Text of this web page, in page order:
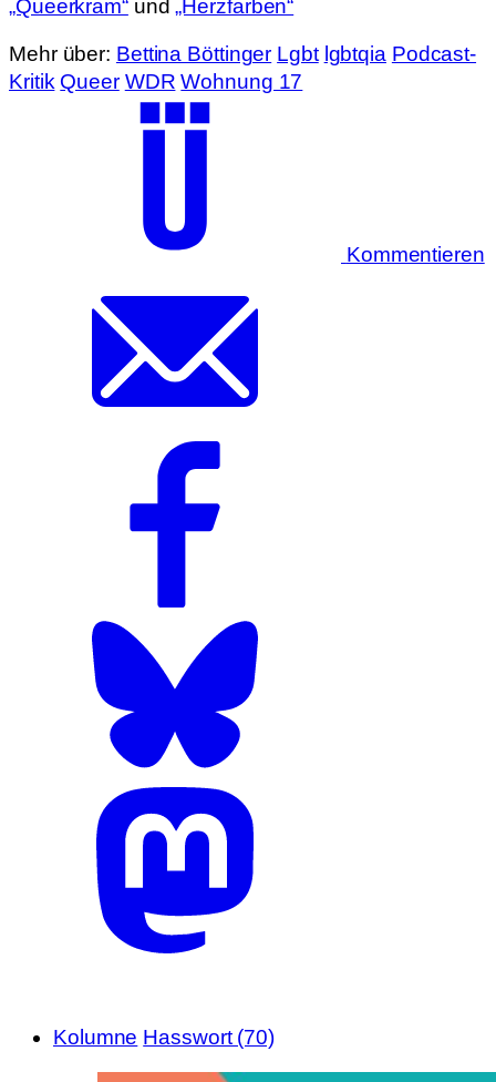
„Queerkram“und„Herzfarben“
Mehr über: Bettina Böttinger Lgbt lgbtqia Podcast-
Kritik Queer WDR Wohnung 17
Kommentieren
Kolumne Hasswort (70)